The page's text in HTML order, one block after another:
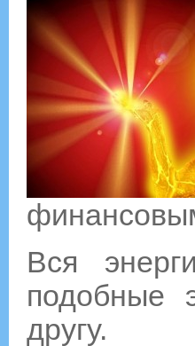
Вся
подобные
другу.